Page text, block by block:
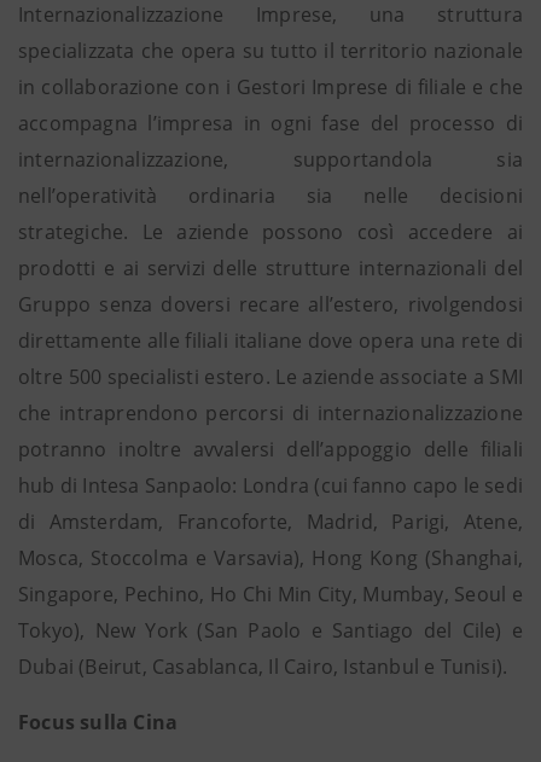
Internazionalizzazione Imprese, una struttura
specializzata che opera su tutto il territorio nazionale
in collaborazione con i Gestori Imprese di filiale e che
accompagna l’impresa in ogni fase del processo di
internazionalizzazione, supportandola sia
nell’operatività ordinaria sia nelle decisioni
strategiche. Le aziende possono così accedere ai
prodotti e ai servizi delle strutture internazionali del
Gruppo senza doversi recare all’estero, rivolgendosi
direttamente alle filiali italiane dove opera una rete di
oltre 500 specialisti estero. Le aziende associate a SMI
che intraprendono percorsi di internazionalizzazione
potranno inoltre avvalersi dell’appoggio delle filiali
hub di Intesa Sanpaolo: Londra (cui fanno capo le sedi
di Amsterdam, Francoforte, Madrid, Parigi, Atene,
Mosca, Stoccolma e Varsavia), Hong Kong (Shanghai,
Singapore, Pechino, Ho Chi Min City, Mumbay, Seoul e
Tokyo), New York (San Paolo e Santiago del Cile) e
Dubai (Beirut, Casablanca, Il Cairo, Istanbul e Tunisi).
Focus sulla Cina